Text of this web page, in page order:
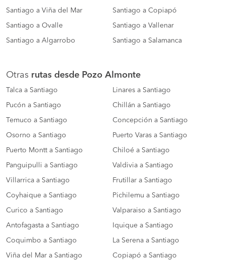
Santiago a Viña del Mar Santiago a Copiapó
Santiago a Ovalle Santiago a Vallenar
Santiago a Algarrobo Santiago a Salamanca
Otras rutas desde Pozo Almonte
Talca a Santiago Linares a Santiago
Pucón a Santiago Chillán a Santiago
Temuco a Santiago Concepción a Santiago
Osorno a Santiago Puerto Varas a Santiago
Puerto Montt a Santiago Chiloé a Santiago
Panguipulli a Santiago Valdivia a Santiago
Villarrica a Santiago Frutillar a Santiago
Coyhaique a Santiago Pichilemu a Santiago
Curico a Santiago Valparaiso a Santiago
Antofagasta a Santiago Iquique a Santiago
Coquimbo a Santiago La Serena a Santiago
Viña del Mar a Santiago Copiapó a Santiago